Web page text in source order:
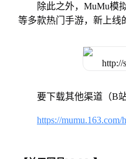
除此之外，MuMu模
等多款热门手游，新上线
要下载其他渠道（B
https://mumu.163.com/